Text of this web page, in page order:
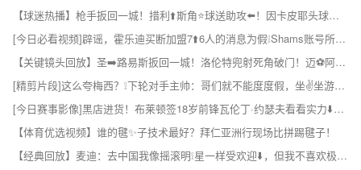
【球迷热播】枪手扳回一城！措利⬆️斯角⭐球送助攻⬅️！因卡皮耶头球破门！
[今日必看视频]辟谣，霍乐迪买断加盟7⬆️6人的消息为假❕Shams账号所发 ✨！
【关键镜头回放】圣➡️路易斯扳回一城！洛伦特兜射死角破门！迈⚽阿密4-2领先！
[精剪片段]这么夸梅西？❕下轮对手主帅：哥们就不能度度假，坐✌️坐游艇吗？
[今日赛事影像]黑店进货！布莱顿签18岁前锋瓦伦丁·约瑟夫看看实力⬇️如何？
【体育优选视频】谁的毽✨子技术最好？拜仁亚洲行现场比拼踢毽子！
【经典回放】麦迪：去中国我像摇滚明❕星一样受欢迎⬇️，但我不喜欢极端的粉丝